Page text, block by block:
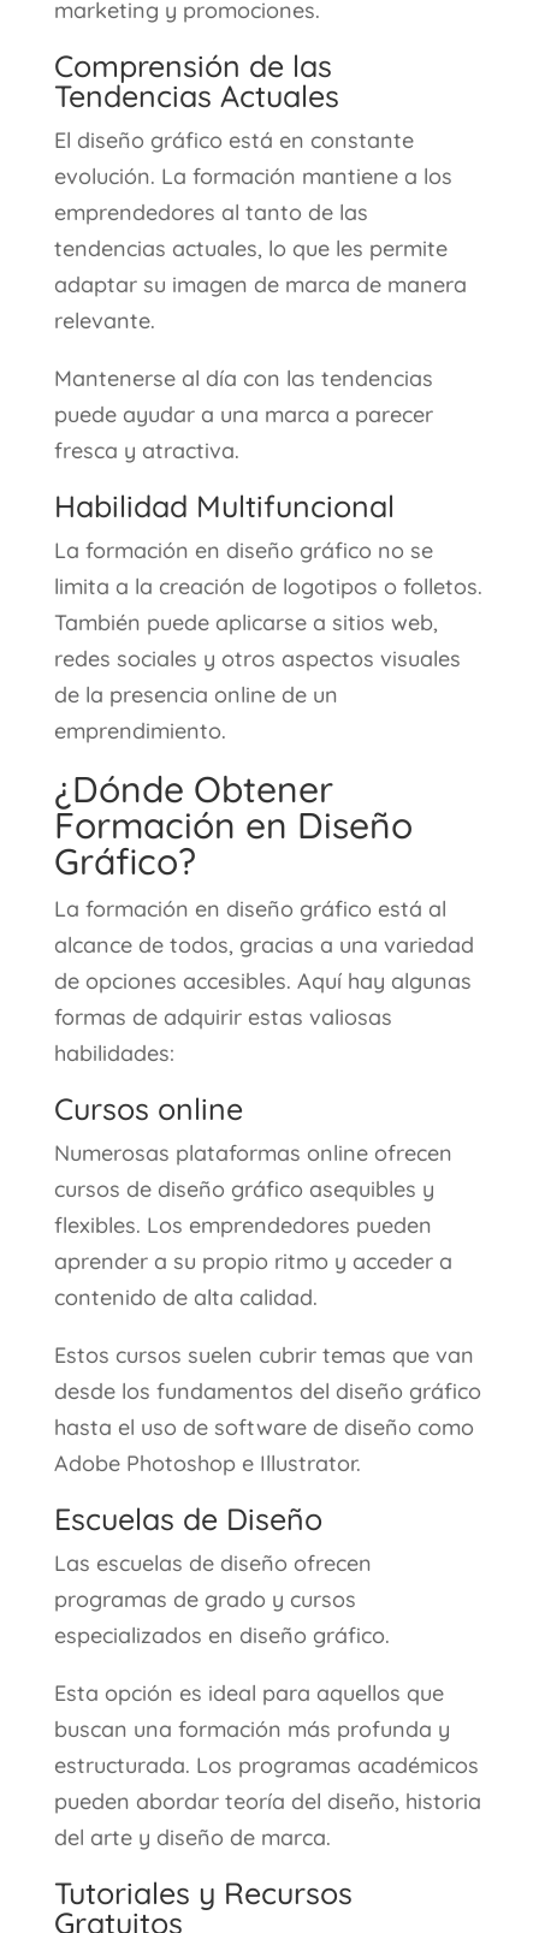
marketing y promociones.
Comprensión de las
Tendencias Actuales
El diseño gráfico está en constante
evolución. La formación mantiene a los
emprendedores al tanto de las
tendencias actuales, lo que les permite
adaptar su imagen de marca de manera
relevante.
Mantenerse al día con las tendencias
puede ayudar a una marca a parecer
fresca y atractiva.
Habilidad Multifuncional
La formación en diseño gráfico no se
limita a la creación de logotipos o folletos.
También puede aplicarse a sitios web,
redes sociales y otros aspectos visuales
de la presencia online de un
emprendimiento.
¿Dónde Obtener
Formación en Diseño
Gráfico?
La formación en diseño gráfico está al
alcance de todos, gracias a una variedad
de opciones accesibles. Aquí hay algunas
formas de adquirir estas valiosas
habilidades:
Cursos online
Numerosas plataformas online ofrecen
cursos de diseño gráfico asequibles y
flexibles. Los emprendedores pueden
aprender a su propio ritmo y acceder a
contenido de alta calidad.
Estos cursos suelen cubrir temas que van
desde los fundamentos del diseño gráfico
hasta el uso de software de diseño como
Adobe Photoshop e Illustrator.
Escuelas de Diseño
Las escuelas de diseño ofrecen
programas de grado y cursos
especializados en diseño gráfico.
Esta opción es ideal para aquellos que
buscan una formación más profunda y
estructurada. Los programas académicos
pueden abordar teoría del diseño, historia
del arte y diseño de marca.
Tutoriales y Recursos
Gratuitos